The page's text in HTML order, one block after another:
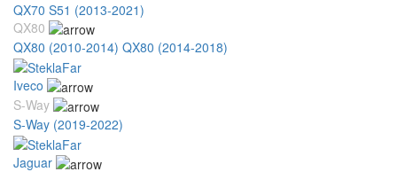
QX70 S51 (2013-2021)
QX80
QX80 (2010-2014) QX80 (2014-2018)
Iveco
S-Way
S-Way (2019-2022)
Jaguar